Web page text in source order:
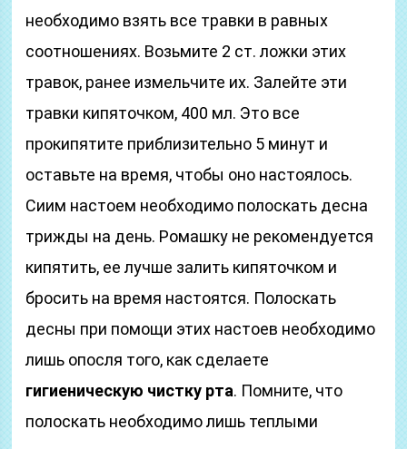
необходимо взять все травки в равных
соотношениях. Возьмите 2 ст. ложки этих
травок, ранее измельчите их. Залейте эти
травки кипяточком, 400 мл. Это все
прокипятите приблизительно 5 минут и
оставьте на время, чтобы оно настоялось.
Сиим настоем необходимо полоскать десна
трижды на день. Ромашку не рекомендуется
кипятить, ее лучше залить кипяточком и
бросить на время настоятся. Полоскать
десны при помощи этих настоев необходимо
лишь опосля того, как сделаете
гигиеническую чистку рта. Помните, что
полоскать необходимо лишь теплыми